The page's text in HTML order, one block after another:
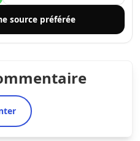
source préférée